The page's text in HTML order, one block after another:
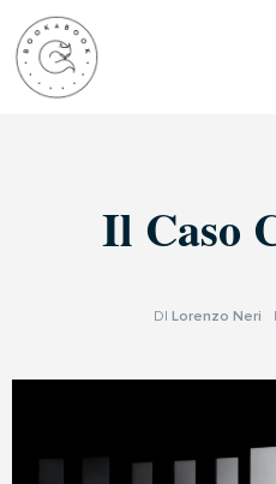
Il Caso
DI Lorenzo Neri